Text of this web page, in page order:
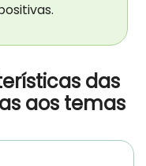
das
aos temas